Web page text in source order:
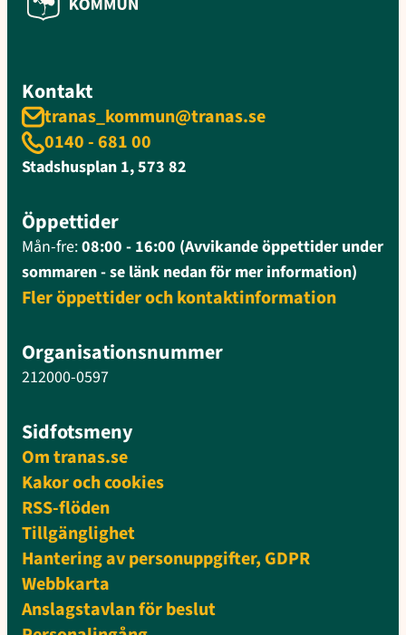
Kontakt
tranas_kommun@tranas.se
0140 - 681 00
Stadshusplan 1, 573 82
Öppettider
Mån-fre:08:00 - 16:00 (Avvikande öppettider under
sommaren - se länk nedan för mer information)
Fler öppettider och kontaktinformation
Organisationsnummer
212000-0597
Sidfotsmeny
Om tranas.se
Kakor och cookies
RSS-flöden
Tillgänglighet
Hantering av personuppgifter, GDPR
Webbkarta
Anslagstavlan för beslut